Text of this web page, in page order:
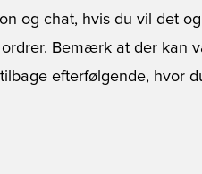
og chat, hvis du vil det
Bemærk at der kan
efterfølgende, hvor